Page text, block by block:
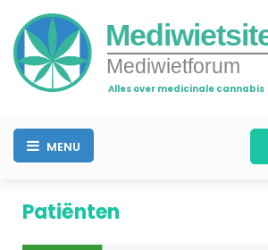
Mediwietforum
Alles over medicinale cannabis
MENU
Patiënten